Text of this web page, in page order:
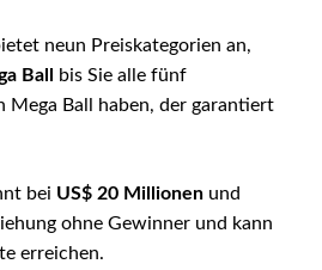
neun Preiskategorien an,
Ball
bis Sie alle fünf
Mega Ball haben, der garantiert
bei US$ 20 Millionen und
ohne Gewinner und kann
erreichen.